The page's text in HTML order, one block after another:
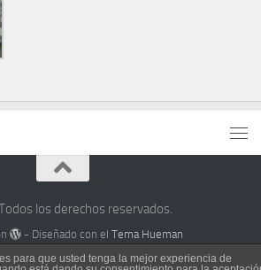
los derechos reservados.
- Diseñado con elTema Hueman
para que usted tenga la mejor experiencia de